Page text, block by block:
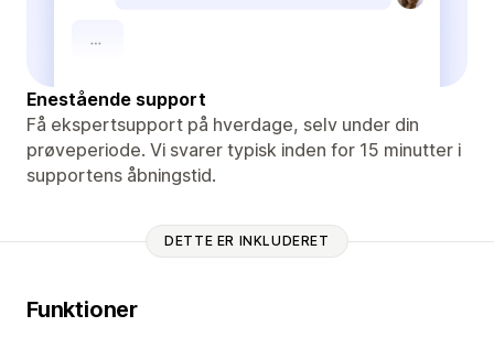
Enestående support
Få ekspertsupport på hverdage, selv under din
prøveperiode. Vi svarer typisk inden for 15 minutter i
supportens åbningstid.
DETTE ER INKLUDERET
Funktioner